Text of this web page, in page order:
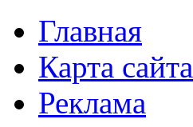
Главная
Карта сайта
Реклама